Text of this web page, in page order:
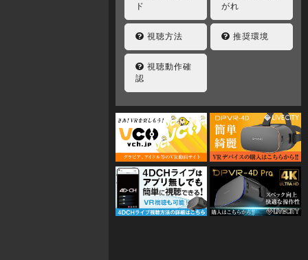
ド
がれ
視聴方法 推奨環境
視聴動作確
認